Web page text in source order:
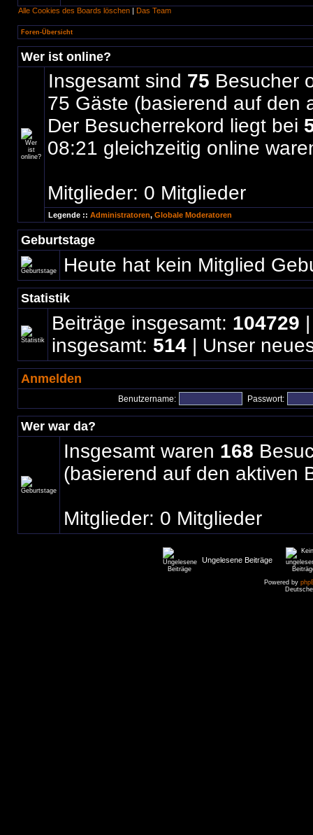
Alle Cookies des Boards löschen | Das Team
Foren-Übersicht
Wer ist online?
Insgesamt sind 75 Besucher
75 Gäste (basierend auf den
Der Besucherrekord liegt bei
08:21 gleichzeitig online
Mitglieder: 0 Mitglieder
Legende :: Administratoren, Globale Moderatoren
Geburtstage
Heute hat kein Mitglied
Statistik
Beiträge insgesamt: 104729
insgesamt: 514 | Unser
Anmelden
Benutzername: Passwort:
Wer war da?
Insgesamt waren 168
(basierend auf den aktiven
Mitglieder: 0 Mitglieder
Ungelesene Beiträge
Powered by